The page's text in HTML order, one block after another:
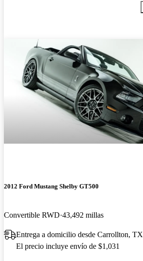
2012 Ford Mustang Shelby GT500
Convertible RWD 43,492 millas
Entrega a domicilio desde Carrollton, TX
El precio incluye envío de $1,031